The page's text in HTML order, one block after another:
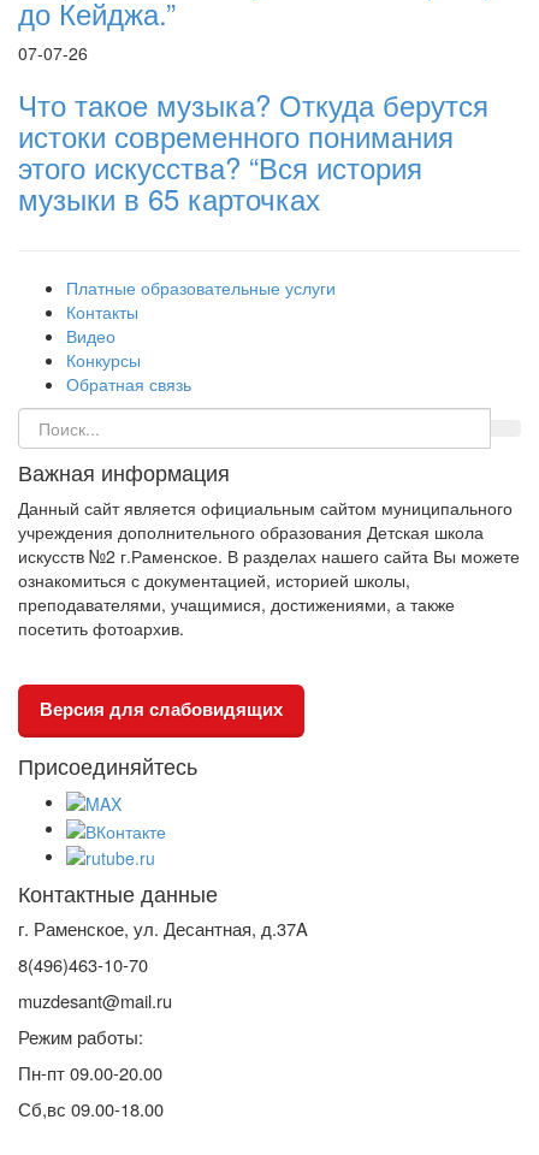
до Кейджа.”
07-07-26
Что такое музыка? Откуда берутся
истоки современного понимания
этого искусства? “Вся история
музыки в 65 карточках
Платные образовательные услуги
Контакты
Видео
Конкурсы
Обратная связь
Важная информация
Данный сайт является официальным сайтом муниципального
учреждения дополнительного образования Детская школа
искусств №2 г.Раменское. В разделах нашего сайта Вы можете
ознакомиться с документацией, историей школы,
преподавателями, учащимися, достижениями, а также
посетить фотоархив.
Версия для слабовидящих
Присоединяйтесь
Контактные данные
г. Раменское, ул. Десантная, д.37A
8(496)463-10-70
muzdesant@mail.ru
Режим работы:
Пн-пт 09.00-20.00
Сб,вс 09.00-18.00